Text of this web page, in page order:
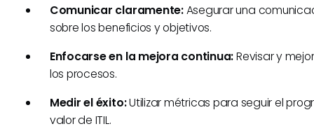
Comunicar claramente:Asegurar una
sobre los beneficios y objetivos.
Enfocarse en la mejora continua:Revisar y
los procesos.
Medir el éxito:Utilizar métricas para seguir el
valor de ITIL.